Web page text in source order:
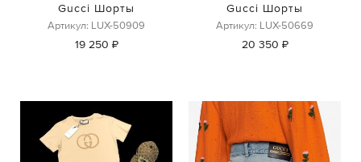
Gucci Шорты
Артикул: LUX-50909
19 250 ₽
Gucci Шорты
Артикул: LUX-50669
20 350 ₽